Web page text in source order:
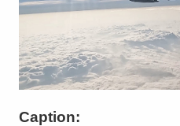
Caption: